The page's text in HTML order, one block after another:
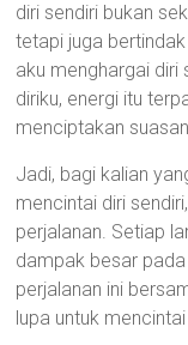
diri sendiri bukan
tetapi juga
aku menghargai diri
diriku, energi itu
menciptakan
Jadi, bagi kalian
mencintai diri
perjalanan. Setiap
dampak besar
perjalanan ini
lupa untuk